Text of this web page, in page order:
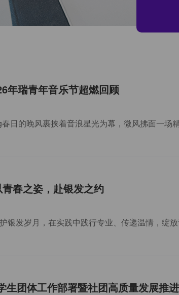
年瑞青年音乐节超燃回顾
春之姿，赴银发之约
生团体工作部署暨社团高质量发展推